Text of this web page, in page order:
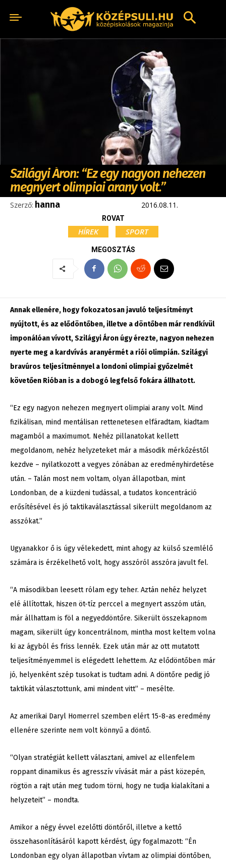
Szilágyi Áron: “Ez egy nagyon nehezen
megnyert olimpiai arany volt.”
Szerző: hanna 2016.08.11.
ROVAT
HÍREK SPORT
MEGOSZTÁS
Annak ellenére, hogy fokozatosan javuló teljesítményt
nyújtott, és az elődöntőben, illetve a döntőben már rendkívül
imponálóan vívott, Szilágyi Áron úgy érezte, nagyon nehezen
nyerte meg a kardvívás aranyérmét a riói olimpián. Szilágyi
bravúros teljesítménnyel a londoni olimpiai győzelmét
követően Rióban is a dobogó legfelső fokára állhatott.
“Ez egy nagyon nehezen megnyert olimpiai arany volt. Mind
fizikálisan, mind mentálisan rettenetesen elfáradtam, kiadtam
magamból a maximumot. Nehéz pillanatokat kellett
megoldanom, nehéz helyzeteket már a második mérkőzéstől
kezdve – nyilatkozott a vegyes zónában az eredményhirdetése
után. – Talán most nem voltam, olyan állapotban, mint
Londonban, de a küzdeni tudással, a tudatos koncentráció
erősítésével és jó taktikaválasztással sikerült megoldanom az
asszókat.”
Ugyanakkor ő is úgy vélekedett, mint ahogy az külső szemlélő
számára is érzékelhető volt, hogy asszóról asszóra javult fel.
“A másodikban leesett rólam egy teher. Aztán nehéz helyzet
elé állítottak, hiszen öt-tíz perccel a megnyert asszóm után,
már állhattam is föl a negyeddöntőre. Sikerült összekapnom
magam, sikerült úgy koncentrálnom, mintha most keltem volna
ki az ágyból és friss lennék. Ezek után már az ott mutatott
teljesítményemmel is elégedett lehettem. Az elődöntőben már
jó, helyenként szép tusokat is tudtam adni. A döntőre pedig jó
taktikát választottunk, ami mindent vitt” – mesélte.
Az amerikai Daryl Homerrel szemben elért 15-8-as eredmény
ellenére szerinte nem volt könnyű a döntő.
“Olyan stratégiát kellett választani, amivel az ellenfelem
roppant dinamikus és agresszív vívását már a pást közepén,
rögtön a rajt után meg tudom törni, hogy ne tudja kialakítani a
helyzeteit” – mondta.
Amikor a négy évvel ezelőtti döntőről, illetve a kettő
összehasonlításáról kapott kérdést, úgy fogalmazott: “Én
Londonban egy olyan állapotban vívtam az olimpiai döntőben,